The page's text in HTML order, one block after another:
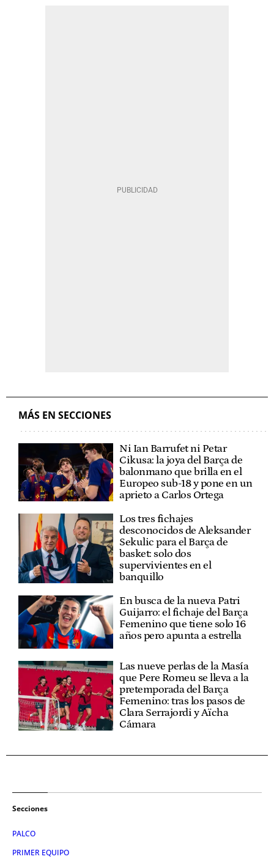
MÁS EN SECCIONES
Ni Ian Barrufet ni Petar
Cikusa: la joya del Barça de
balonmano que brilla en el
Europeo sub-18 y pone en un
aprieto a Carlos Ortega
Los tres fichajes
desconocidos de Aleksander
Sekulic para el Barça de
basket: solo dos
supervivientes en el
banquillo
En busca de la nueva Patri
Guijarro: el fichaje del Barça
Femenino que tiene solo 16
años pero apunta a estrella
Las nueve perlas de la Masía
que Pere Romeu se lleva a la
pretemporada del Barça
Femenino: tras los pasos de
Clara Serrajordi y Aïcha
Cámara
Secciones
PALCO
PRIMER EQUIPO